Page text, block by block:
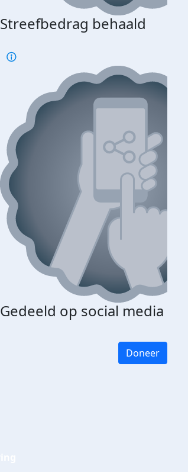
Streefbedrag behaald
Gedeeld op social media
Doneer